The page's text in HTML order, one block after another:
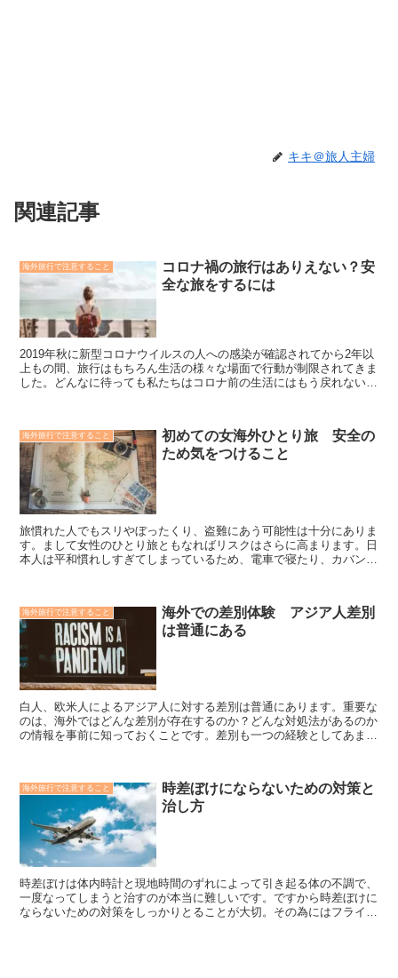
キキ＠旅人主婦
関連記事
海外旅行で注意すること
コロナ禍の旅行はありえない？安
全な旅をするには
2019年秋に新型コロナウイルスの人への感染が確認されてから2年以
上もの間、旅行はもちろん生活の様々な場面で行動が制限されてきま
した。どんなに待っても私たちはコロナ前の生活にはもう戻れないで
海外旅行で注意すること
初めての女海外ひとり旅 安全の
ため気をつけること
旅慣れた人でもスリやぼったくり、盗難にあう可能性は十分にありま
す。まして女性のひとり旅ともなればリスクはさらに高まります。日
本人は平和慣れしすぎてしまっているため、電車で寝たり、カバンの
海外旅行で注意すること
海外での差別体験 アジア人差別
は普通にある
白人、欧米人によるアジア人に対する差別は普通にあります。重要な
のは、海外ではどんな差別が存在するのか？どんな対処法があるのか
の情報を事前に知っておくことです。差別も一つの経験としてあまり
海外旅行で注意すること
時差ぼけにならないための対策と
治し方
時差ぼけは体内時計と現地時間のずれによって引き起る体の不調で、
一度なってしまうと治すのが本当に難しいです。ですから時差ぼけに
ならないための対策をしっかりとることが大切。その為にはフライト